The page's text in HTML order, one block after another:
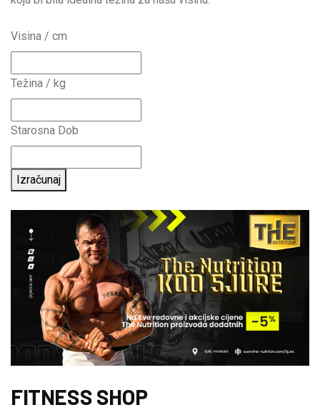
Visina / cm
Težina / kg
Starosna Dob
Izračunaj
FITNESS SHOP